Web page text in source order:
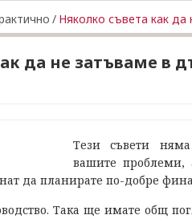
/ Няколко съвета как
да не затъваме в
Тези съвети
вашите проблеми,
да планирате по-добре
Така ще имате общ